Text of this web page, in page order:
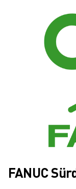
ROBOSHOT ÖNLEYICI
ROBOSHOT TOPLAM
TEL EROZYON
ROBOCUT TEL
ROBOCUT DONANIM
ROBOCUT ÖNLEYICI
ROBOCUT
AKILLI FABRIKA
ÜRETIM
VAKA ÇALIŞMALARI
FANUC